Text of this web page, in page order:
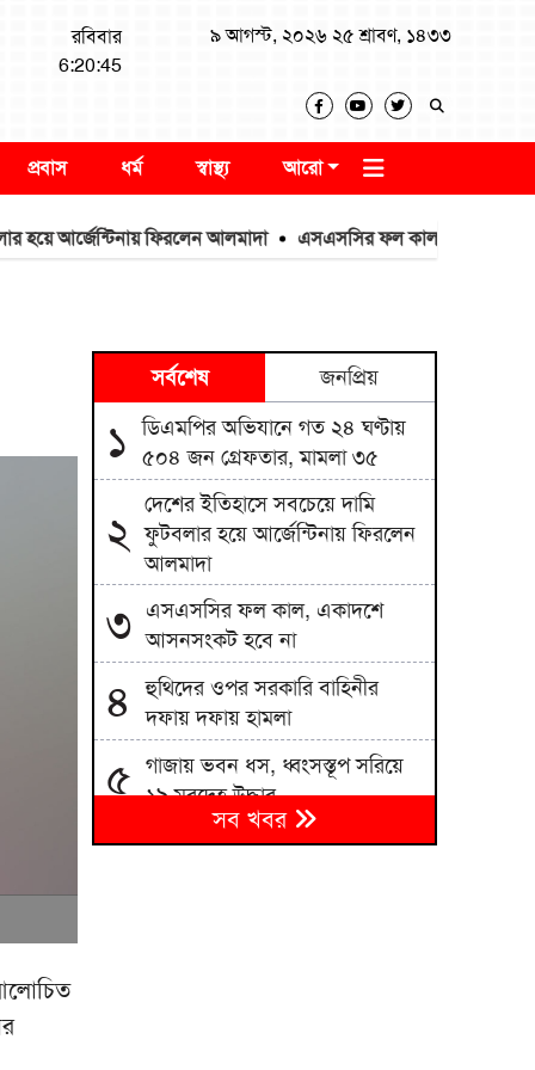
রবিবার
6:20:45
৯ আগস্ট, ২০২৬ ২৫ শ্রাবণ, ১৪৩৩
প্রবাস ধর্ম স্বাস্থ্য আরো
ফিরলেন আলমাদা এসএসসির ফল কাল, একাদশে
সর্বশেষ জনপ্রিয়
১ ডিএমপির অভিযানে গত ২৪ ঘণ্টায়
৫০৪ জন গ্রেফতার, মামলা ৩৫
২
দেশের ইতিহাসে সবচেয়ে দামি
ফুটবলার হয়ে আর্জেন্টিনায় ফিরলেন
আলমাদা
৩ এসএসসির ফল কাল, একাদশে
আসনসংকট হবে না
৪
হুথিদের ওপর সরকারি বাহিনীর
দফায় দফায় হামলা
৫ গাজায় ভবন ধস, ধ্বংসস্তূপ সরিয়ে
১৯ মরদেহ উদ্ধার
৬ মহেশখালীর মাতারবাড়ি পৌঁছেছেন
সব খবর